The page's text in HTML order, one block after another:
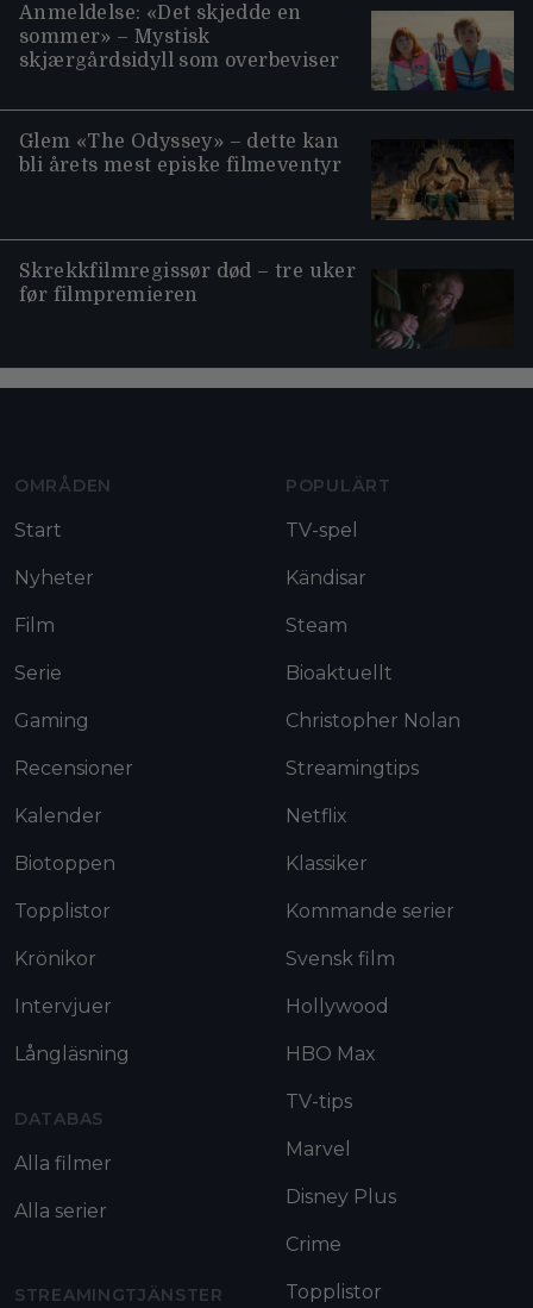
Anmeldelse: «Det skjedde en
sommer» – Mystisk
skjærgårdsidyll som overbeviser
Glem «The Odyssey» – dette kan
bli årets mest episke filmeventyr
Skrekkfilmregissør død – tre uker
før filmpremieren
OMRÅDEN
Start
Nyheter
Film
Serie
Gaming
Recensioner
Kalender
Biotoppen
Topplistor
Krönikor
Intervjuer
Långläsning
DATABAS
Alla filmer
Alla serier
STREAMINGTJÄNSTER
POPULÄRT
TV-spel
Kändisar
Steam
Bioaktuellt
Christopher Nolan
Streamingtips
Netflix
Klassiker
Kommande serier
Svensk film
Hollywood
HBO Max
TV-tips
Marvel
Disney Plus
Crime
Topplistor